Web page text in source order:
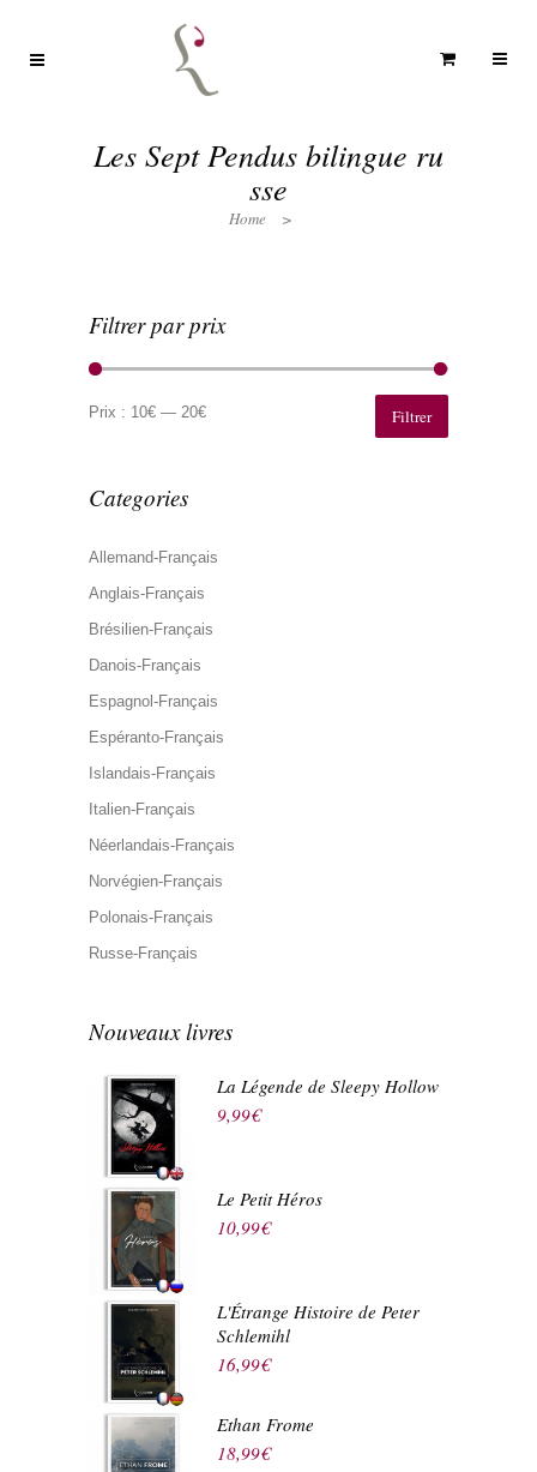
Les Sept Pendus bilingue ru
sse
Home >
Filtrer par prix
min
max
Filtrer
Prix : 10€ — 20€
Categories
Allemand-Français
Anglais-Français
Brésilien-Français
Danois-Français
Espagnol-Français
Espéranto-Français
Islandais-Français
Italien-Français
Néerlandais-Français
Norvégien-Français
Polonais-Français
Russe-Français
Nouveaux livres
La Légende de Sleepy Hollow
9,99€
Le Petit Héros
10,99€
L'Étrange Histoire de Peter
Schlemihl
16,99€
Ethan Frome
18,99€